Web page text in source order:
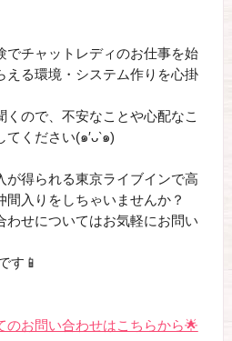
でチャットレディのお仕事を始
える環境・システム作りを心掛
ので、不安なことや心配なこ
ください(๑′ᴗ‵๑)
が得られる東京ライブインで高
間入りをしちゃいませんか？
わせについてはお気軽にお問い
す📱
のお問い合わせはこちらから🌟